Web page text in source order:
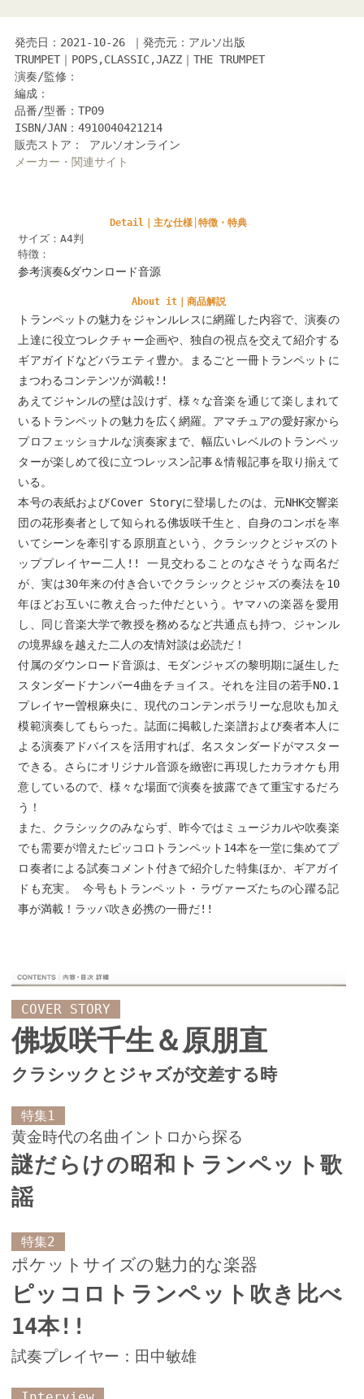
発売日：2021-10-26 ｜発売元：アルソ出版
TRUMPET｜POPS,CLASSIC,JAZZ｜THE TRUMPET
演奏/監修：
編成：
品番/型番：TP09
ISBN/JAN：4910040421214
販売ストア： アルソオンライン
メーカー・関連サイト
Detail｜主な仕様│特徴・特典
サイズ：A4判
特徴：
参考演奏&ダウンロード音源
About it｜商品解説
トランペットの魅力をジャンルレスに網羅した内容で、演奏の
上達に役立つレクチャー企画や、独自の視点を交えて紹介する
ギアガイドなどバラエティ豊か。まるごと一冊トランペットに
まつわるコンテンツが満載!!
あえてジャンルの壁は設けず、様々な音楽を通じて楽しまれて
いるトランペットの魅力を広く網羅。アマチュアの愛好家から
プロフェッショナルな演奏家まで、幅広いレベルのトランペッ
ターが楽しめて役に立つレッスン記事＆情報記事を取り揃えて
いる。
本号の表紙およびCover Storyに登場したのは、元NHK交響楽
団の花形奏者として知られる佛坂咲千生と、自身のコンボを率
いてシーンを牽引する原朋直という、クラシックとジャズのト
ッププレイヤー二人!! 一見交わることのなさそうな両名だ
が、実は30年来の付き合いでクラシックとジャズの奏法を10
年ほどお互いに教え合った仲だという。ヤマハの楽器を愛用
し、同じ音楽大学で教授を務めるなど共通点も持つ、ジャンル
の境界線を越えた二人の友情対談は必読だ！
付属のダウンロード音源は、モダンジャズの黎明期に誕生した
スタンダードナンバー4曲をチョイス。それを注目の若手NO.1
プレイヤー曽根麻央に、現代のコンテンポラリーな息吹も加え
模範演奏してもらった。誌面に掲載した楽譜および奏者本人に
よる演奏アドバイスを活用すれば、名スタンダードがマスター
できる。さらにオリジナル音源を緻密に再現したカラオケも用
意しているので、様々な場面で演奏を披露できて重宝するだろ
う！
また、クラシックのみならず、昨今ではミュージカルや吹奏楽
でも需要が増えたピッコロトランペット14本を一堂に集めてプ
ロ奏者による試奏コメント付きで紹介した特集ほか、ギアガイ
ドも充実。 今号もトランペット・ラヴァーズたちの心躍る記
事が満載！ラッパ吹き必携の一冊だ!!
COVER STORY
佛坂咲千生＆原朋直
クラシックとジャズが交差する時
特集1
黄金時代の名曲イントロから探る
謎だらけの昭和トランペット歌
謡
特集2
ポケットサイズの魅力的な楽器
ピッコロトランペット吹き比べ
14本!!
試奏プレイヤー：田中敏雄